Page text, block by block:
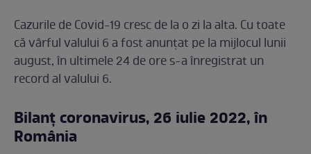
Cazurile de Covid-19 cresc de la o zi la alta. Cu toate
că vârful valului 6 a fost anunţat pe la mijlocul lunii
august, în ultimele 24 de ore s-a înregistrat un
record al valului 6.
Bilanţ coronavirus, 26 iulie 2022, în
România